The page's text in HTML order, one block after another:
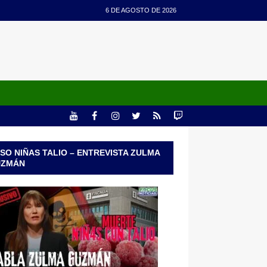
6 DE AGOSTO DE 2026
NIÑAS TALIO – ENTREVISTA ZULMA